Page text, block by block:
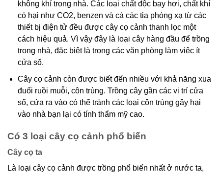
không khí trong nhà. Các loại chất độc bay hơi, chất khí
có hại như CO2, benzen và cả các tia phóng xạ từ các
thiết bị điện tử đều được cây cọ cảnh thanh lọc một
cách hiệu quả. Vì vậy đây là loại cây hàng đầu để trồng
trong nhà, đặc biệt là trong các văn phòng làm việc ít
cửa sổ.
Cây cọ cảnh còn được biết đến nhiều với khả năng xua
đuổi ruồi muỗi, côn trùng. Trồng cây gần các vị trí cửa
sổ, cửa ra vào có thể tránh các loại côn trùng gây hại
vào nhà bạn lại có tính thẩm mỹ cao.
Có 3 loại cây cọ cảnh phổ biến
Cây cọ ta
Là loại cây cọ cảnh được trồng phổ biến nhất ở nước ta,